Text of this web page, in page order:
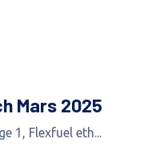
Mars 2025
1, Flexfuel eth...